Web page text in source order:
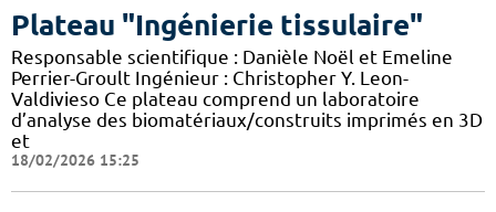
Plateau "Ingénierie tissulaire"
Responsable scientifique : Danièle Noël et Emeline
Perrier-Groult Ingénieur : Christopher Y. Leon-
Valdivieso Ce plateau comprend un laboratoire
d’analyse des biomatériaux/construits imprimés en 3D
et
18/02/2026 15:25